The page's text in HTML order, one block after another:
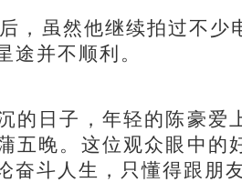
虽然他继续拍过不少
途并不顺利。
日子，年轻的陈豪爱
五晚。这位观众眼中的
奋斗人生，只懂得跟朋